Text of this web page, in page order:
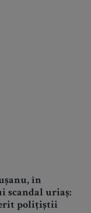
în
scandal uriaș:
polițiștii